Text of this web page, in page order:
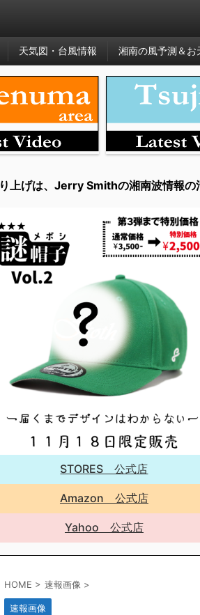
天気図・台風情報 湘南の風予測＆お
上げは、Jerry Smithの湘南波情報の
STORES 公式店
Amazon 公式店
Yahoo 公式店
HOME > 速報画像 >
速報画像